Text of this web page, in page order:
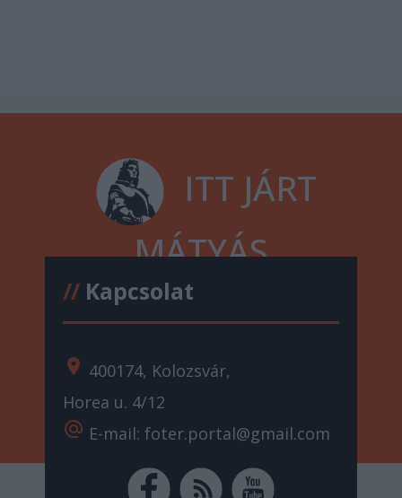
ITT JÁRT
MÁTYÁS
//Kapcsolat
location_on 400174, Kolozsvár,
Horea u. 4/12
alternate_email E-mail: foter.portal@gmail.com